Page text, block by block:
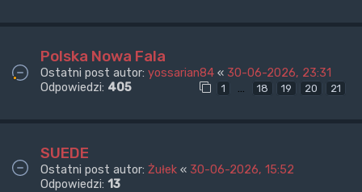
Polska Nowa Fala
Ostatni post autor: yossarian84 « 30-06-2026, 23:31
Odpowiedzi: 405 1 … 18 19 20 21
SUEDE
Ostatni post autor: Żułek « 30-06-2026, 15:52
Odpowiedzi: 13